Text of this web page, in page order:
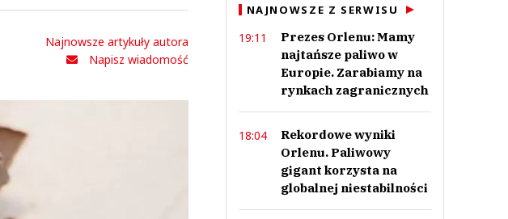
Najnowsze artykuły autora
Napisz wiadomość
NAJNOWSZE Z SERWISU
19:11
Prezes Orlenu: Mamy
najtańsze paliwo w
Europie. Zarabiamy na
rynkach zagranicznych
18:04
Rekordowe wyniki
Orlenu. Paliwowy
gigant korzysta na
globalnej niestabilności